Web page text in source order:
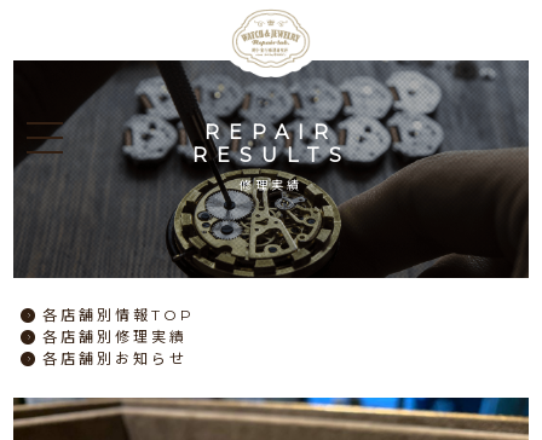
REPAIR
RESULTS
修理実績
各店舗別情報TOP
各店舗別修理実績
各店舗別お知らせ